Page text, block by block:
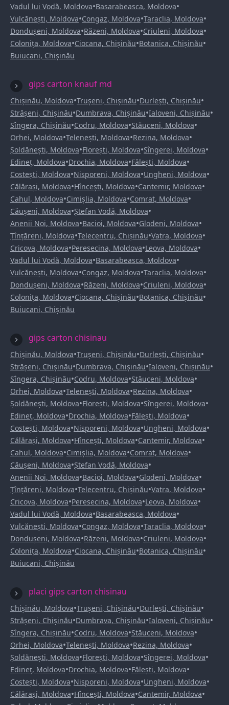
Vadul lui Vodă, Moldova•Basarabeasca, Moldova•
Vulcănești, Moldova•Congaz, Moldova•Taraclia, Moldova•
Dondușeni, Moldova•Răzeni, Moldova•Criuleni, Moldova•
Colonița, Moldova•Ciocana, Chișinău•Botanica, Chișinău•
Buiucani, Chișinău
gips carton knauf md
Chișinău, Moldova•Trușeni, Chișinău•Durlești, Chișinău•
Strășeni, Chișinău•Dumbrava, Chișinău•Ialoveni, Chișinău•
Sîngera, Chișinău•Codru, Moldova•Stăuceni, Moldova•
Orhei, Moldova•Telenești, Moldova•Rezina, Moldova•
Șoldănești, Moldova•Florești, Moldova•Sîngerei, Moldova•
Edineț, Moldova•Drochia, Moldova•Fălești, Moldova•
Costești, Moldova•Nisporeni, Moldova•Ungheni, Moldova•
Călărași, Moldova•Hîncești, Moldova•Cantemir, Moldova•
Cahul, Moldova•Cimișlia, Moldova•Comrat, Moldova•
Căușeni, Moldova•Ștefan Vodă, Moldova•
Anenii Noi, Moldova•Bacioi, Moldova•Glodeni, Moldova•
Țînțăreni, Moldova•Telecentru, Chișinău•Vatra, Moldova•
Cricova, Moldova•Peresecina, Moldova•Leova, Moldova•
Vadul lui Vodă, Moldova•Basarabeasca, Moldova•
Vulcănești, Moldova•Congaz, Moldova•Taraclia, Moldova•
Dondușeni, Moldova•Răzeni, Moldova•Criuleni, Moldova•
Colonița, Moldova•Ciocana, Chișinău•Botanica, Chișinău•
Buiucani, Chișinău
gips carton chisinau
Chișinău, Moldova•Trușeni, Chișinău•Durlești, Chișinău•
Strășeni, Chișinău•Dumbrava, Chișinău•Ialoveni, Chișinău•
Sîngera, Chișinău•Codru, Moldova•Stăuceni, Moldova•
Orhei, Moldova•Telenești, Moldova•Rezina, Moldova•
Șoldănești, Moldova•Florești, Moldova•Sîngerei, Moldova•
Edineț, Moldova•Drochia, Moldova•Fălești, Moldova•
Costești, Moldova•Nisporeni, Moldova•Ungheni, Moldova•
Călărași, Moldova•Hîncești, Moldova•Cantemir, Moldova•
Cahul, Moldova•Cimișlia, Moldova•Comrat, Moldova•
Căușeni, Moldova•Ștefan Vodă, Moldova•
Anenii Noi, Moldova•Bacioi, Moldova•Glodeni, Moldova•
Țînțăreni, Moldova•Telecentru, Chișinău•Vatra, Moldova•
Cricova, Moldova•Peresecina, Moldova•Leova, Moldova•
Vadul lui Vodă, Moldova•Basarabeasca, Moldova•
Vulcănești, Moldova•Congaz, Moldova•Taraclia, Moldova•
Dondușeni, Moldova•Răzeni, Moldova•Criuleni, Moldova•
Colonița, Moldova•Ciocana, Chișinău•Botanica, Chișinău•
Buiucani, Chișinău
placi gips carton chisinau
Chișinău, Moldova•Trușeni, Chișinău•Durlești, Chișinău•
Strășeni, Chișinău•Dumbrava, Chișinău•Ialoveni, Chișinău•
Sîngera, Chișinău•Codru, Moldova•Stăuceni, Moldova•
Orhei, Moldova•Telenești, Moldova•Rezina, Moldova•
Șoldănești, Moldova•Florești, Moldova•Sîngerei, Moldova•
Edineț, Moldova•Drochia, Moldova•Fălești, Moldova•
Costești, Moldova•Nisporeni, Moldova•Ungheni, Moldova•
Călărași, Moldova•Hîncești, Moldova•Cantemir, Moldova•